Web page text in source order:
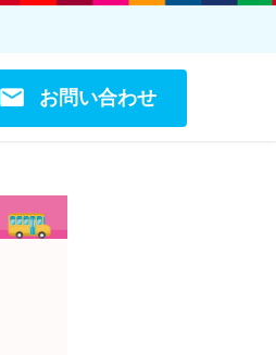
お問い合わせ